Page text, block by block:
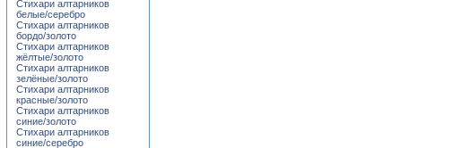
Стихари алтарников
белые/серебро
Стихари алтарников
бордо/золото
Стихари алтарников
жёлтые/золото
Стихари алтарников
зелёные/золото
Стихари алтарников
красные/золото
Стихари алтарников
синие/золото
Стихари алтарников
синие/серебро